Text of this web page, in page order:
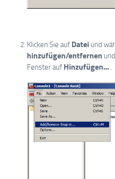
Klicken Sie auf Datei und
hinzufügen/entfernen
Fenster auf Hinzufügen... .